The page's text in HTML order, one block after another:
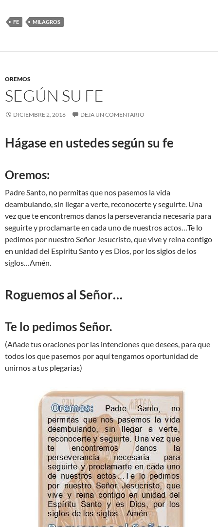
FE MILAGROS
OREMOS
SEGÚN SU FE
DICIEMBRE 2, 2016 DEJA UN COMENTARIO
Hágase en ustedes según su fe
Oremos:
Padre Santo, no permitas que nos pasemos la vida
deambulando, sin llegar a verte, reconocerte y seguirte. Una
vez que te encontremos danos la perseverancia necesaria para
seguirte y proclamarte en cada uno de nuestros actos…Te lo
pedimos por nuestro Señor Jesucristo, que vive y reina contigo
en unidad del Espíritu Santo y es Dios, por los siglos de los
siglos…Amén.
Roguemos al Señor…
Te lo pedimos Señor.
(Añade tus oraciones por las intenciones que desees, para que
todos los que pasemos por aquí tengamos oportunidad de
unirnos a tus plegarias)